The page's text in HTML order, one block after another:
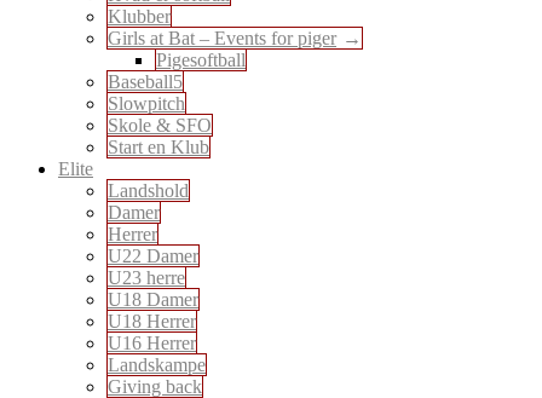
Klubber
Girls at Bat – Events for piger
Pigesoftball
Baseball5
Slowpitch
Skole & SFO
Start en Klub
Elite
Landshold
Damer
Herrer
U22 Damer
U23 herre
U18 Damer
U18 Herrer
U16 Herrer
Landskampe
Giving back